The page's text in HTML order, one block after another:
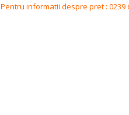
Pentru informatii despre pret : 0239